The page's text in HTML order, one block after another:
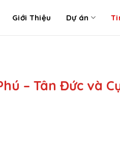
Giới Thiệu Dự án
– Tân Đức và